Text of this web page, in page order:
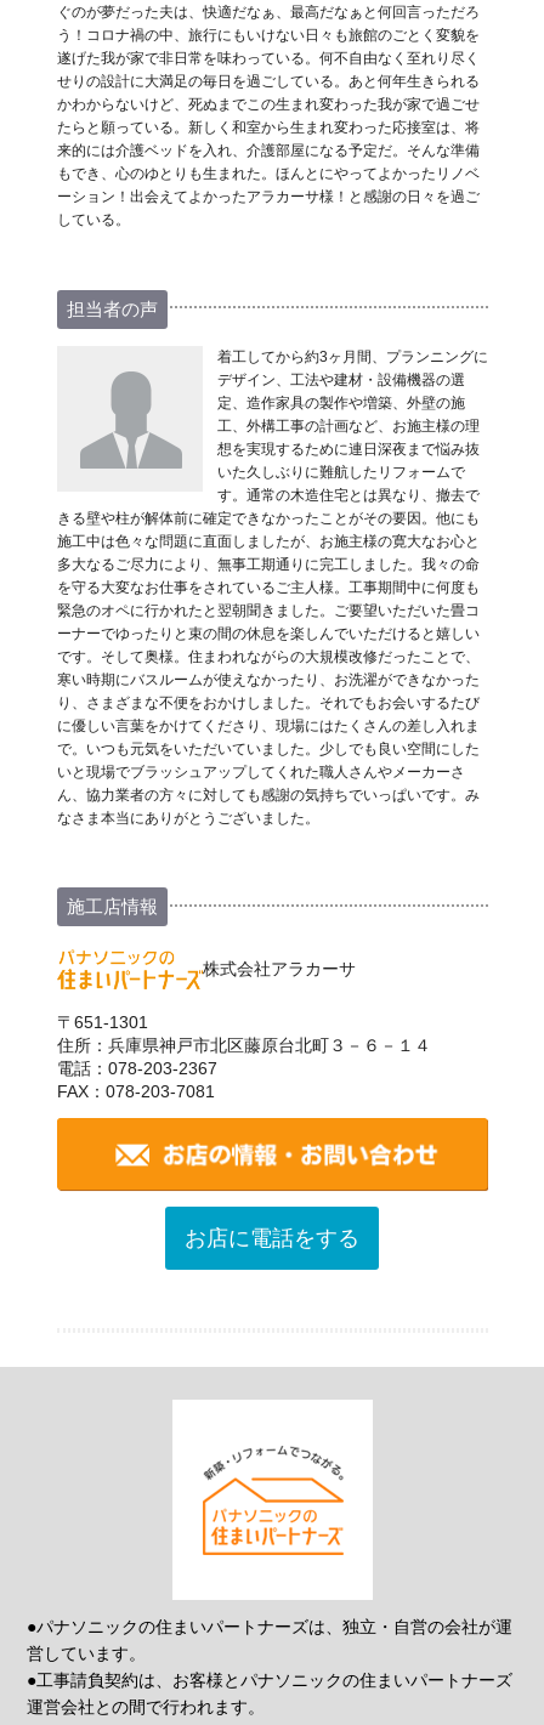
ぐのが夢だった夫は、快適だなぁ、最高だなぁと何回言っただろ
う！コロナ禍の中、旅行にもいけない日々も旅館のごとく変貌を
遂げた我が家で非日常を味わっている。何不自由なく至れり尽く
せりの設計に大満足の毎日を過ごしている。あと何年生きられる
かわからないけど、死ぬまでこの生まれ変わった我が家で過ごせ
たらと願っている。新しく和室から生まれ変わった応接室は、将
来的には介護ベッドを入れ、介護部屋になる予定だ。そんな準備
もでき、心のゆとりも生まれた。ほんとにやってよかったリノベ
ーション！出会えてよかったアラカーサ様！と感謝の日々を過ご
している。
担当者の声
着工してから約3ヶ月間、プランニングに
デザイン、工法や建材・設備機器の選
定、造作家具の製作や増築、外壁の施
工、外構工事の計画など、お施主様の理
想を実現するために連日深夜まで悩み抜
いた久しぶりに難航したリフォームで
す。通常の木造住宅とは異なり、撤去で
きる壁や柱が解体前に確定できなかったことがその要因。他にも
施工中は色々な問題に直面しましたが、お施主様の寛大なお心と
多大なるご尽力により、無事工期通りに完工しました。我々の命
を守る大変なお仕事をされているご主人様。工事期間中に何度も
緊急のオペに行かれたと翌朝聞きました。ご要望いただいた畳コ
ーナーでゆったりと束の間の休息を楽しんでいただけると嬉しい
です。そして奥様。住まわれながらの大規模改修だったことで、
寒い時期にバスルームが使えなかったり、お洗濯ができなかった
り、さまざまな不便をおかけしました。それでもお会いするたび
に優しい言葉をかけてくださり、現場にはたくさんの差し入れま
で。いつも元気をいただいていました。少しでも良い空間にした
いと現場でブラッシュアップしてくれた職人さんやメーカーさ
ん、協力業者の方々に対しても感謝の気持ちでいっぱいです。み
なさま本当にありがとうございました。
施工店情報
株式会社アラカーサ
〒651-1301
住所：兵庫県神戸市北区藤原台北町３－６－１４
電話：078-203-2367
FAX：078-203-7081
お店に電話をする
●パナソニックの住まいパートナーズは、独立・自営の会社が運
営しています。
●工事請負契約は、お客様とパナソニックの住まいパートナーズ
運営会社との間で行われます。